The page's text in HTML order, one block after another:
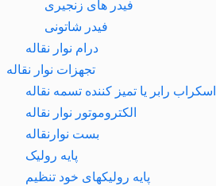
فیدر های زنجیری
فیدر شاتونی
درام نوار نقاله
تجهزات نوار نقاله
اسکراب رابر یا تمیز کننده تسمه نقاله
الکتروموتور نوار نقاله
بست نوارنقاله
پایه رولیک
پایه رولیکهای خود تنظیم